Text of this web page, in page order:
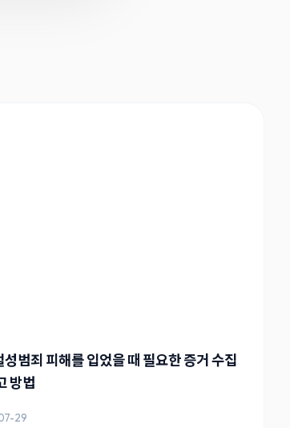
성범죄 피해를 입었을 때 필요한 증거 수집
방법
29